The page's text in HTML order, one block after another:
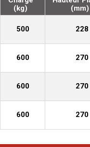
(kg)
(mm)
500 228
600 270
600 270
600 270